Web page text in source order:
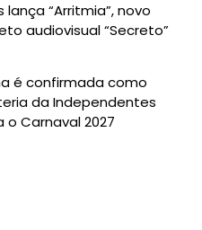
lança “Arritmia”, novo
audiovisual “Secreto”
é confirmada como
da Independentes
o Carnaval 2027